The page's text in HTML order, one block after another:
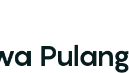
Pulang